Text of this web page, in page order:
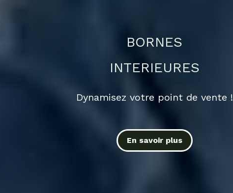
BORNES
INTERIEURES
Dynamisez votre point de vente !
En savoir plus